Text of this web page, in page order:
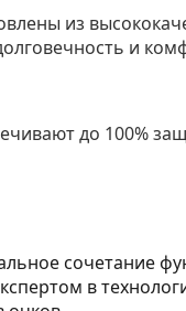
из
и
до 100%
сочетание
в